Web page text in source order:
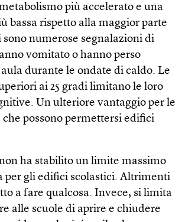
più accelerato e una
bassa rispetto alla maggior parte
numerose segnalazioni di
vomitato o hanno perso
durante le ondate di caldo. Le
ai 25 gradi limitano le loro
Un ulteriore vantaggio per le
che possono permettersi edifici
ha stabilito un limite massimo
per gli edifici scolastici. Altrimenti
a fare qualcosa. Invece, si limita
alle scuole di aprire e chiudere